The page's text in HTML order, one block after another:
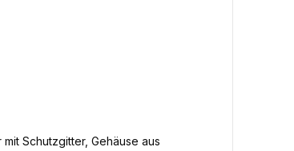
Schutzgitter, Gehäuse aus